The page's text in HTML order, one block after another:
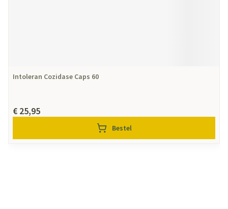
Intoleran Cozidase Caps 60
€ 25,95
Bestel